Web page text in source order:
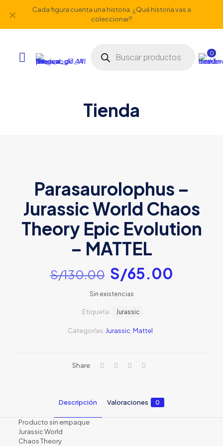
Cada figura cuenta una historia. ¿Qué historia vas a
coleccionar?
✕
productos
0
Tienda
Parasaurolophus –
Jurassic World Chaos
Theory Epic Evolution
– MATTEL
S/130.00 El
precio
original
era:
S/130.00.
S/65.00
Sin existencias
Categorías: Jurassic Mattel
Etiqueta: Jurassic
Share
Descripción Valoraciones 0
Producto sin empaque
Jurassic World
Chaos Theory